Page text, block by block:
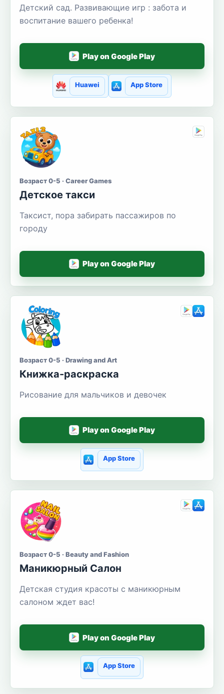
Детский сад. Развивающие игр : забота и
воспитание вашего ребенка!
Play on Google Play
Huawei App Store
Возраст 0-5 · Career Games
Детское такси
Таксист, пора забирать пассажиров по
городу
Play on Google Play
Возраст 0-5 · Drawing and Art
Книжка-раскраска
Рисование для мальчиков и девочек
Play on Google Play
App Store
Возраст 0-5 · Beauty and Fashion
Маникюрный Салон
Детская студия красоты с маникюрным
салоном ждет вас!
Play on Google Play
App Store